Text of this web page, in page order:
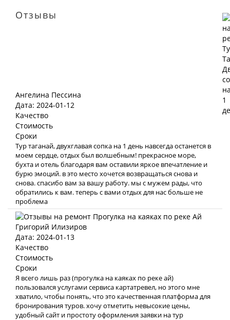
Отзывы
Ангелина Пессина
Дата: 2024-01-12
Качество
Стоимость
Сроки
Тур таганай, двухглавая сопка на 1 день навсегда останется в
моем сердце, отдых был волшебным! прекрасное море,
бухта и отель благодаря вам оставили яркое впечатление и
бурю эмоций. в это место хочется возвращаться снова и
снова. спасибо вам за вашу работу. мы с мужем рады, что
обратились к вам. теперь с вами отдых для нас больше не
проблема
Григорий Илизиров
Дата: 2024-01-13
Качество
Стоимость
Сроки
Я всего лишь раз (прогулка на каяках по реке ай)
пользовался услугами сервиса картатревел, но этого мне
хватило, чтобы понять, что это качественная платформа для
бронирования туров. хочу отметить невысокие цены,
удобный сайт и простоту оформления заявки на тур